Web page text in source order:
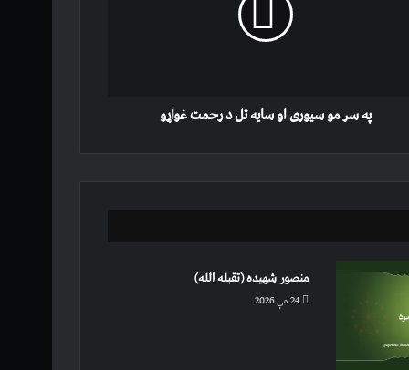
په سر مو سیوری او سایه تل د رحمت غواړو
منصور شهیده (تقبله الله)
24 مې 2026